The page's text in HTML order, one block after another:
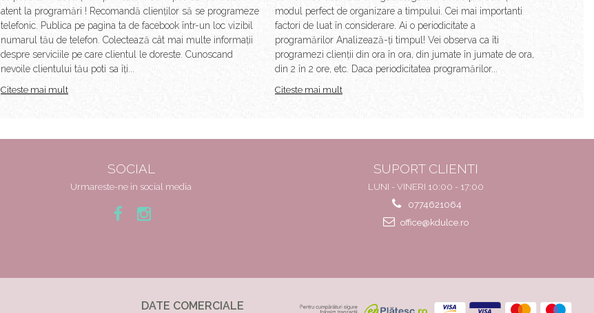
atent la programări ! Recomandă clienților să se programeze
telefonic. Publica pe pagina ta de facebook într-un loc vizibil
numarul tău de telefon. Colectează cât mai multe informații
despre serviciile pe care clientul le doreste. Cunoscand
nevoile clientului tău poti sa îți...
Citeste mai mult
modul perfect de organizare a timpului. Cei mai importanti
factori de luat în considerare. Ai o periodicitate a
programărilor Analizează-ți timpul! Vei observa ca îti
programezi clienții din ora în ora, din jumate în jumate de ora,
din 2 în 2 ore, etc. Daca periodicitatea programărilor...
Citeste mai mult
SOCIAL
Urmareste-ne in social media
SUPORT CLIENTI
LUNI - VINERI 10:00 - 17:00
0774621064
office@kdulce.ro
DATE COMERCIALE